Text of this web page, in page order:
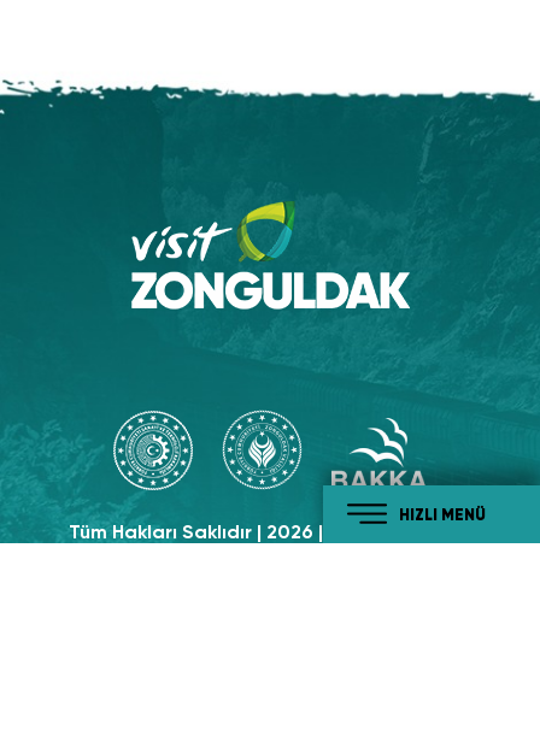
HIZLI MENÜ
Tüm Hakları Saklıdır | 2026 | Visit Zonguldak